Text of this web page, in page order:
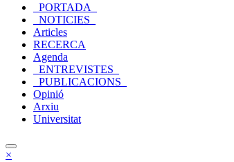
_PORTADA_
_NOTICIES_
Articles
RECERCA
Agenda
_ENTREVISTES_
_PUBLICACIONS_
Opinió
Arxiu
Universitat
×